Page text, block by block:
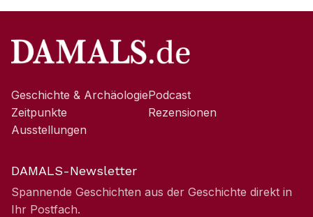
Geschichte & Archäologie
Zeitpunkte
Ausstellungen
Podcast
Rezensionen
DAMALS-Newsletter
Spannende Geschichten aus der Geschichte direkt in
Ihr Postfach.